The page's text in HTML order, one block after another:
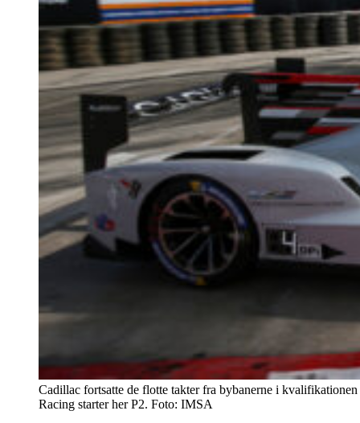
Cadillac fortsatte de flotte takter fra bybanerne i
Racing starter her P2. Foto: IMSA